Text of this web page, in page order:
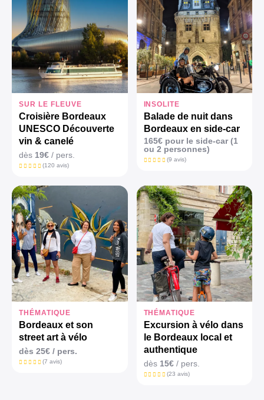
SUR LE FLEUVE
Croisière Bordeaux
UNESCO Découverte
vin & canelé
dès 19€ / pers.
(120 avis)
INSOLITE
Balade de nuit dans
Bordeaux en side-car
165€ pour le side-car (1
ou 2 personnes)
(9 avis)
THÉMATIQUE
Bordeaux et son
street art à vélo
dès 25€ / pers.
(7 avis)
THÉMATIQUE
Excursion à vélo dans
le Bordeaux local et
authentique
dès 15€/ pers.
(23 avis)